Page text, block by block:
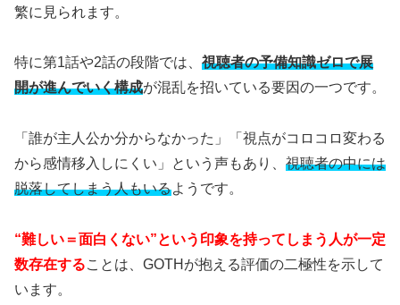
繁に見られます。
特に第1話や2話の段階では、 視聴者の予備知識ゼロで展
開が進んでいく構成が混乱を招いている要因の一つです。
「誰が主人公か分からなかった」「視点がコロコロ変わる
から感情移入しにくい」という声もあり、 視聴者の中には
脱落してしまう人もいるようです。
“難しい＝面白くない”という印象を持ってしまう人が一定
数存在することは、GOTHが抱える評価の二極性を示して
います。